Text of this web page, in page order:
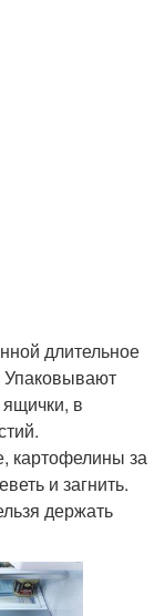
длительное
в
картофелины за
и загнить.
держать